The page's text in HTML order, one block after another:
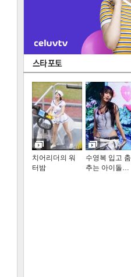
치어리더의 워
터밤
수영복 입고 춤
추는 아이돌…